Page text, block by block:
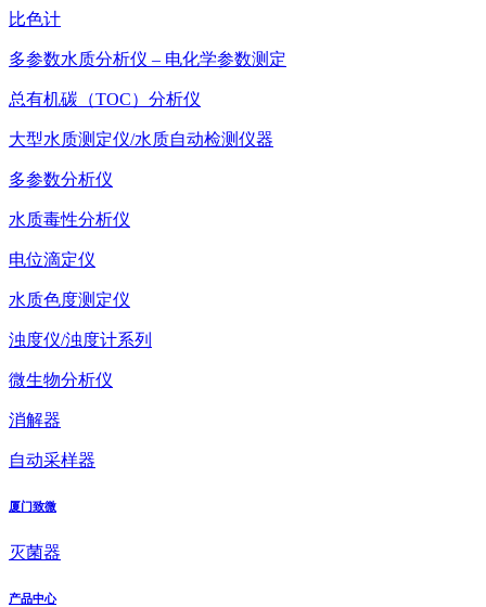
比色计
多参数水质分析仪 – 电化学参数测定
总有机碳（TOC）分析仪
大型水质测定仪/水质自动检测仪器
多参数分析仪
水质毒性分析仪
电位滴定仪
水质色度测定仪
浊度仪/浊度计系列
微生物分析仪
消解器
自动采样器
厦门致微
灭菌器
产品中心